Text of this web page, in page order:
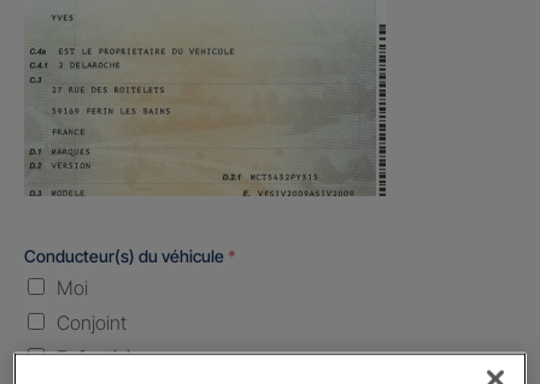
Conducteur(s) du véhicule *
Moi
Conjoint
Enfant(s)